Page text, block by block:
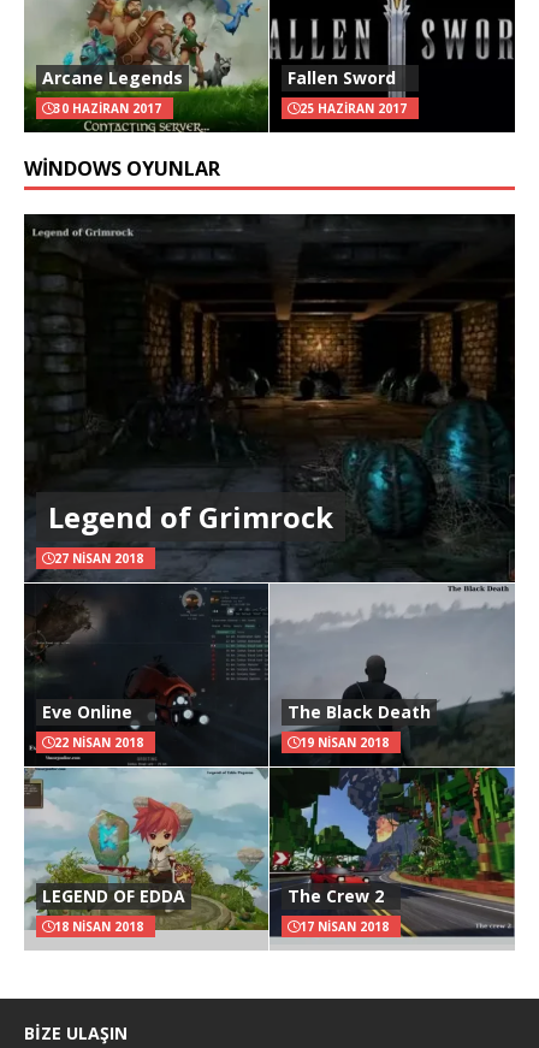
Arcane Legends
30 HAZIRAN 2017
Fallen Sword
25 HAZIRAN 2017
WINDOWS OYUNLAR
Legend of Grimrock
27 NISAN 2018
Eve Online
22 NISAN 2018
The Black Death
19 NISAN 2018
LEGEND OF EDDA
18 NISAN 2018
The Crew 2
17 NISAN 2018
BIZE ULAŞIN